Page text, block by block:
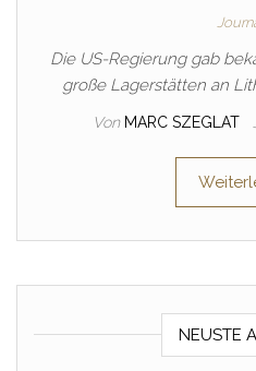
Die US-Regierung gab
große Lagerstätten an
Von MARC SZEGLAT
NEUSTE